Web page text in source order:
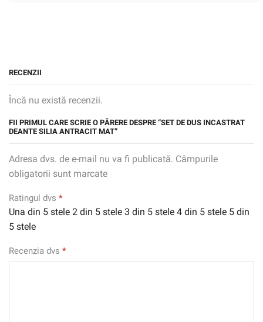
RECENZII
Încă nu există recenzii.
FII PRIMUL CARE SCRIE O PĂRERE DESPRE “SET DE DUS INCASTRAT
DEANTE SILIA ANTRACIT MAT”
Adresa dvs. de e-mail nu va fi publicată. Câmpurile
obligatorii sunt marcate
Ratingul dvs *
Una din 5 stele 2 din 5 stele 3 din 5 stele 4 din 5 stele 5 din
5 stele
Recenzia dvs *